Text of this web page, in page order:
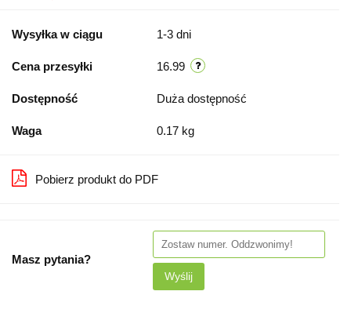
Wysyłka w ciągu 1-3 dni
Cena przesyłki 16.99
Dostępność Duża dostępność
Waga 0.17 kg
Pobierz produkt do PDF
Masz pytania?
Wyślij